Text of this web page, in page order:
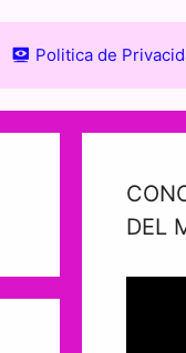
Politica de
DEL